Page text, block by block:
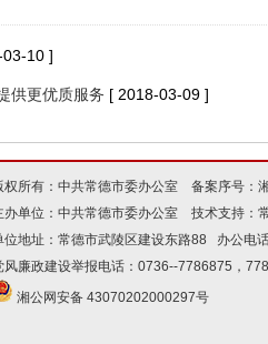
10 ]
供更优质服务 [ 2018-03-09 ]
权所有：中共常德市委办公室 备案序号：
办单位：中共常德市委办公室 技术支持：
位地址：常德市武陵区建设东路88 办公电
风廉政建设举报电话：0736--7786875，
湘公网安备 43070202000297号